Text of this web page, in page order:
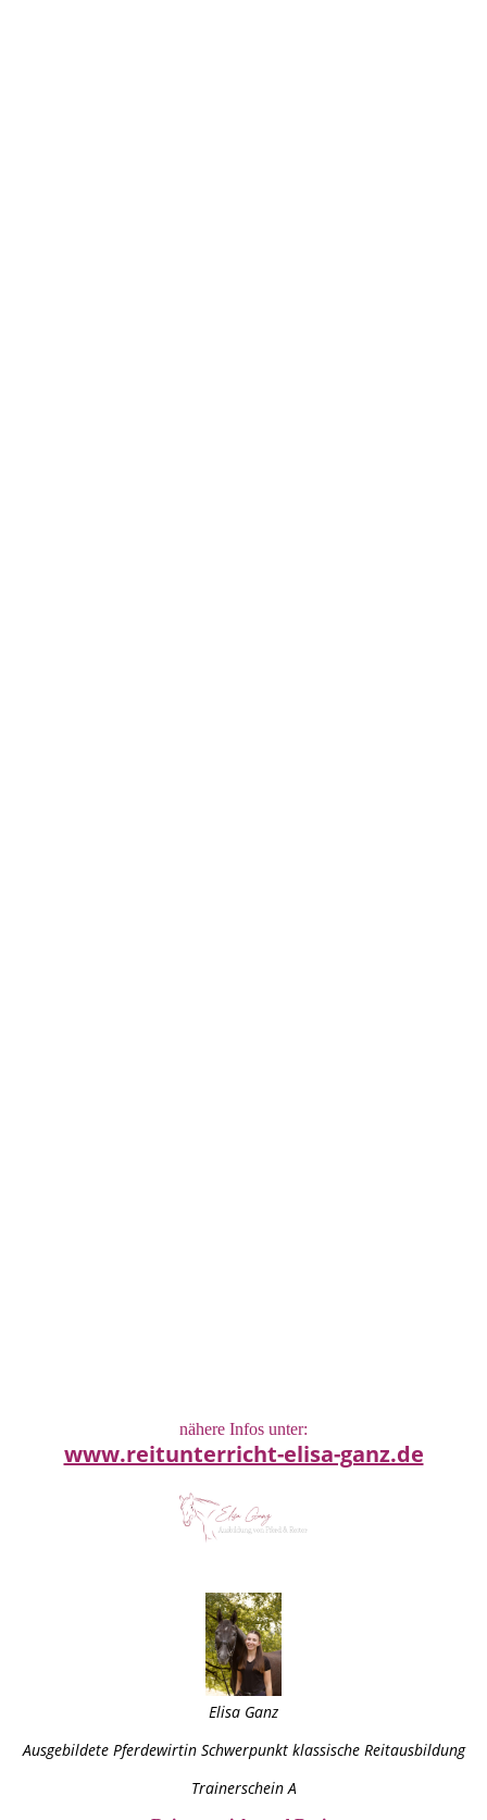
nähere Infos unter:
www.reitunterricht-elisa-ganz.de
Elisa Ganz
Ausgebildete Pferdewirtin Schwerpunkt klassische Reitausbildung
Trainerschein A